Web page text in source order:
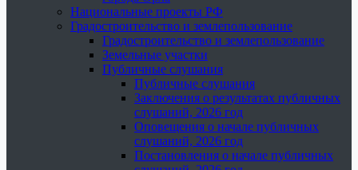
Национальные проекты РФ
Градостроительство и землепользование
Градостроительство и землепользование
Земельные участки
Публичные слушания
Публичные слушания
Заключения о результатах публичных
слушаний, 2026 год
Оповещения о начале публичных
слушаний, 2026 год
Постановления о начале публичных